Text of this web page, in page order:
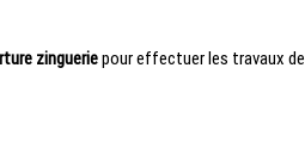
zingueriepour effectuer les travaux de